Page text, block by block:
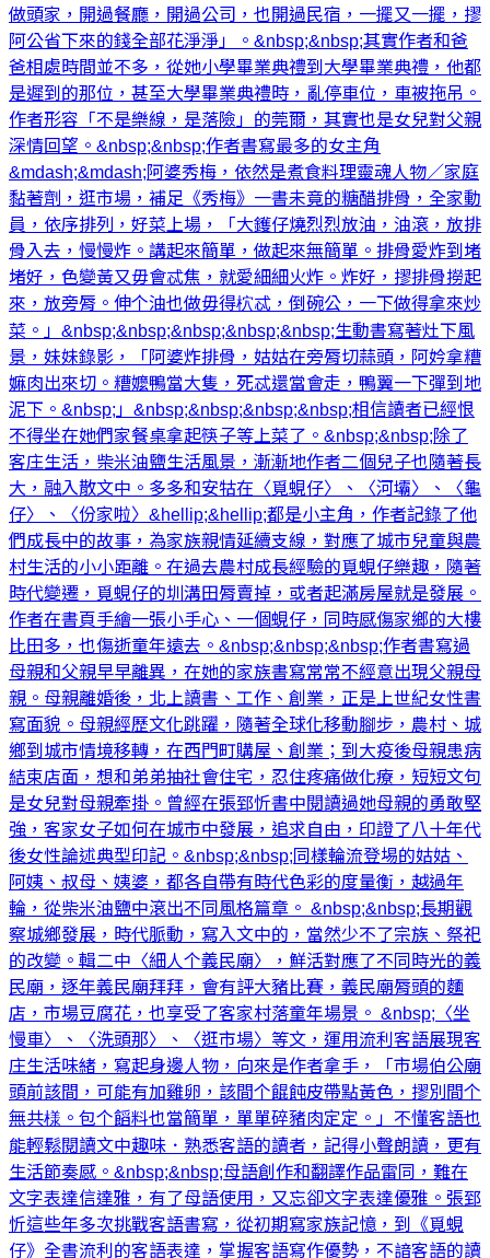
做頭家，開過餐廳，開過公司，也開過民宿，一擺又一擺，摎
阿公省下來的錢全部花淨淨」。&nbsp;&nbsp;其實作者和爸
爸相處時間並不多，從她小學畢業典禮到大學畢業典禮，他都
是遲到的那位，甚至大學畢業典禮時，亂停車位，車被拖吊。
作者形容「不是樂線，是落險」的莞爾，其實也是女兒對父親
深情回望。&nbsp;&nbsp;作者書寫最多的女主角
&mdash;&mdash;阿婆秀梅，依然是煮食料理靈魂人物／家庭
黏著劑，逛市場，補足《秀梅》一書未竟的糖醋排骨，全家動
員，依序排列，好菜上場，「大鑊仔燒烈烈放油，油滾，放排
骨入去，慢慢炸。講起來簡單，做起來無簡單。排骨愛炸到堵
堵好，色變黃又毋會忒焦，就愛細細火炸。炸好，摎排骨撈起
來，放旁脣。伸个油也做毋得柼忒，倒碗公，一下做得拿來炒
菜。」&nbsp;&nbsp;&nbsp;&nbsp;&nbsp;生動書寫著灶下風
景，妹妹錄影，「阿婆炸排骨，姑姑在旁脣切蒜頭，阿妗拿糟
嫲肉出來切。糟嬤鴨當大隻，死忒還當會走，鴨翼一下彈到地
泥下。&nbsp;」&nbsp;&nbsp;&nbsp;&nbsp;相信讀者已經恨
不得坐在她們家餐桌拿起筷子等上菜了。&nbsp;&nbsp;除了
客庄生活，柴米油鹽生活風景，漸漸地作者二個兒子也隨著長
大，融入散文中。多多和安牯在〈覓蜆仔〉、〈河壩〉、〈龜
仔〉、〈份家啦〉&hellip;&hellip;都是小主角，作者記錄了他
們成長中的故事，為家族親情延續支線，對應了城市兒童與農
村生活的小小距離。在過去農村成長經驗的覓蜆仔樂趣，隨著
時代變遷，覓蜆仔的圳溝田脣賣掉，或者起滿房屋就是發展。
作者在書頁手繪一張小手心、一個蜆仔，同時感傷家鄉的大樓
比田多，也傷逝童年遠去。&nbsp;&nbsp;&nbsp;作者書寫過
母親和父親早早離異，在她的家族書寫常常不經意出現父親母
親。母親離婚後，北上讀書、工作、創業，正是上世紀女性書
寫面貌。母親經歷文化跳躍，隨著全球化移動腳步，農村、城
鄉到城市情境移轉，在西門町購屋、創業；到大疫後母親患病
結束店面，想和弟弟抽社會住宅，忍住疼痛做化療，短短文句
是女兒對母親牽掛。曾經在張郅忻書中閱讀過她母親的勇敢堅
強，客家女子如何在城市中發展，追求自由，印證了八十年代
後女性論述典型印記。&nbsp;&nbsp;同樣輪流登埸的姑姑、
阿姨、叔母、姨婆，都各自帶有時代色彩的度量衡，越過年
輪，從柴米油鹽中滾出不同風格篇章。 &nbsp;&nbsp;長期觀
察城鄉發展，時代脈動，寫入文中的，當然少不了宗族、祭祀
的改變。輯二中〈細人个義民廟〉，鮮活對應了不同時光的義
民廟，逐年義民廟拜拜，會有評大豬比賽，義民廟脣頭的麵
店，市場豆腐花，也享受了客家村落童年場景。 &nbsp;〈坐
慢車〉、〈洗頭那〉、〈逛市場〉等文，運用流利客語展現客
庄生活味緒，寫起身邊人物，向來是作者拿手，「市場伯公廟
頭前該間，可能有加雞卵，該間个餛飩皮帶點黃色，摎別間个
無共様。包个饀料也當簡單，單單碎豬肉定定。」不懂客語也
能輕鬆閱讀文中趣味．熟悉客語的讀者，記得小聲朗讀，更有
生活節奏感。&nbsp;&nbsp;母語創作和翻譯作品雷同，難在
文字表達信達雅，有了母語使用，又忘卻文字表達優雅。張郅
忻這些年多次挑戰客語書寫，從初期寫家族記憶，到《覓蜆
仔》全書流利的客語表達，掌握客語寫作優勢，不諳客語的讀